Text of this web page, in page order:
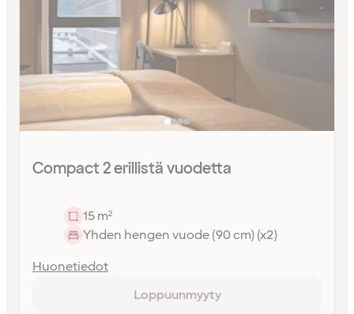
Compact 2 erillistä vuodetta
15 m²
Yhden hengen vuode (90 cm) (x2)
Huonetiedot
Loppuunmyyty